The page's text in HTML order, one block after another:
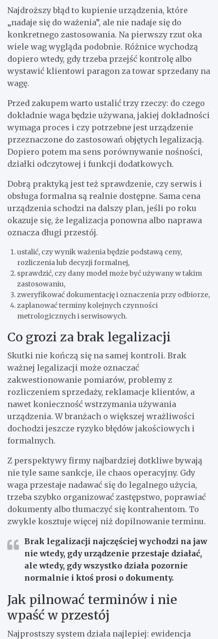
Najdroższy błąd to kupienie urządzenia, które
„nadaje się do ważenia”, ale nie nadaje się do
konkretnego zastosowania. Na pierwszy rzut oka
wiele wag wygląda podobnie. Różnice wychodzą
dopiero wtedy, gdy trzeba przejść kontrolę albo
wystawić klientowi paragon za towar sprzedany na
wagę.
Przed zakupem warto ustalić trzy rzeczy: do czego
dokładnie waga będzie używana, jakiej dokładności
wymaga proces i czy potrzebne jest urządzenie
przeznaczone do zastosowań objętych legalizacją.
Dopiero potem ma sens porównywanie nośności,
działki odczytowej i funkcji dodatkowych.
Dobrą praktyką jest też sprawdzenie, czy serwis i
obsługa formalna są realnie dostępne. Sama cena
urządzenia schodzi na dalszy plan, jeśli po roku
okazuje się, że legalizacja ponowna albo naprawa
oznacza długi przestój.
ustalić, czy wynik ważenia będzie podstawą ceny,
rozliczenia lub decyzji formalnej,
sprawdzić, czy dany model może być używany w takim
zastosowaniu,
zweryfikować dokumentację i oznaczenia przy odbiorze,
zaplanować terminy kolejnych czynności
metrologicznych i serwisowych.
Co grozi za brak legalizacji
Skutki nie kończą się na samej kontroli. Brak
ważnej legalizacji może oznaczać
zakwestionowanie pomiarów, problemy z
rozliczeniem sprzedaży, reklamacje klientów, a
nawet konieczność wstrzymania używania
urządzenia. W branżach o większej wrażliwości
dochodzi jeszcze ryzyko błędów jakościowych i
formalnych.
Z perspektywy firmy najbardziej dotkliwe bywają
nie tyle same sankcje, ile chaos operacyjny. Gdy
waga przestaje nadawać się do legalnego użycia,
trzeba szybko organizować zastępstwo, poprawiać
dokumenty albo tłumaczyć się kontrahentom. To
zwykle kosztuje więcej niż dopilnowanie terminu.
Brak legalizacji najczęściej wychodzi na jaw
nie wtedy, gdy urządzenie przestaje działać,
ale wtedy, gdy wszystko działa pozornie
normalnie i ktoś prosi o dokumenty.
Jak pilnować terminów i nie
wpaść w przestój
Najprostszy system działa najlepiej: ewidencja